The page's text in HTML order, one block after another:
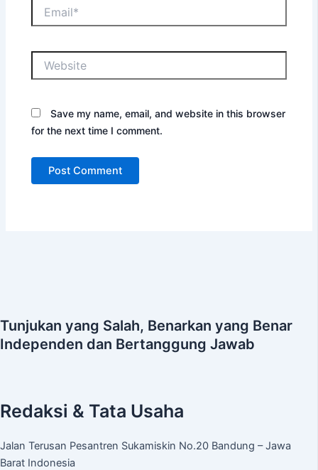
Save my name, email, and website in this browser
for the next time I comment.
Tunjukan yang Salah, Benarkan yang Benar
Independen dan Bertanggung Jawab
Redaksi & Tata Usaha
Jalan Terusan Pesantren Sukamiskin No.20 Bandung – Jawa
Barat Indonesia